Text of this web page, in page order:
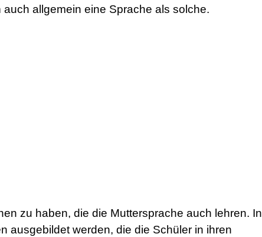
allgemein eine Sprache als solche.
zu haben, die die Muttersprache auch lehren. In
ausgebildet werden, die die Schüler in ihren